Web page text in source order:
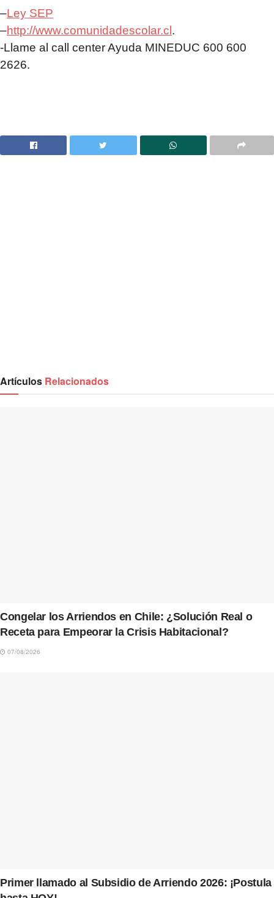
–Ley SEP
–http://www.comunidadescolar.cl .
-Llame al call center Ayuda MINEDUC 600 600
2626.
Artículos Relacionados
Congelar los Arriendos en Chile: ¿Solución Real o
Receta para Empeorar la Crisis Habitacional?
07/08/2026
Primer llamado al Subsidio de Arriendo 2026: ¡Postula